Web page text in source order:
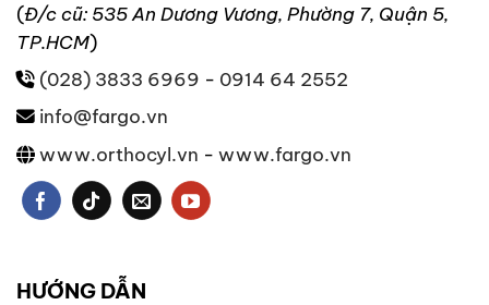
(Đ/c cũ: 535 An Dương Vương, Phường 7, Quận 5,
TP.HCM)
(028) 3833 6969 - 0914 64 2552
info@fargo.vn
www.orthocyl.vn - www.fargo.vn
HƯỚNG DẪN